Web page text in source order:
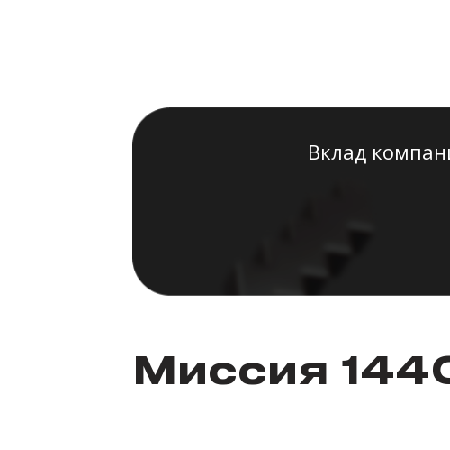
Вклад
Миссия